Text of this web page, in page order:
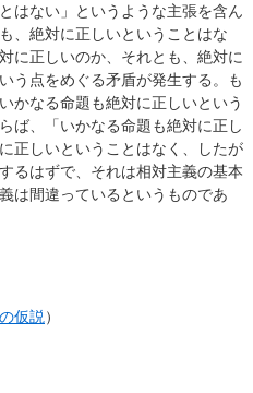
はない」というような主張を含ん
、絶対に正しいということはな
に正しいのか、それとも、絶対に
う点をめぐる矛盾が発生する。も
かなる命題も絶対に正しいという
ば、「いかなる命題も絶対に正し
正しいということはなく、したが
るはずで、それは相対主義の基本
は間違っているというものであ
仮説 ）